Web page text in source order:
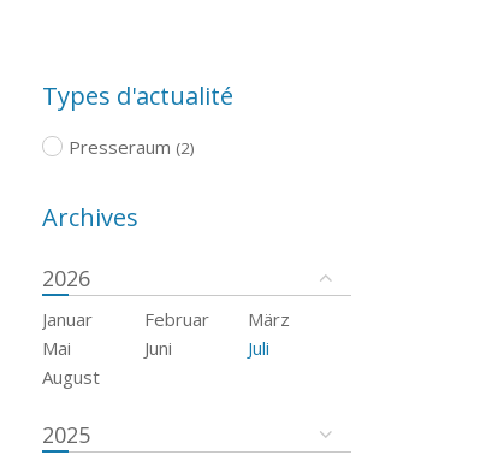
Types d'actualité
Presseraum (2)
Archives
2026
Januar Februar
März
Mai
Juni
Juli
August
2025